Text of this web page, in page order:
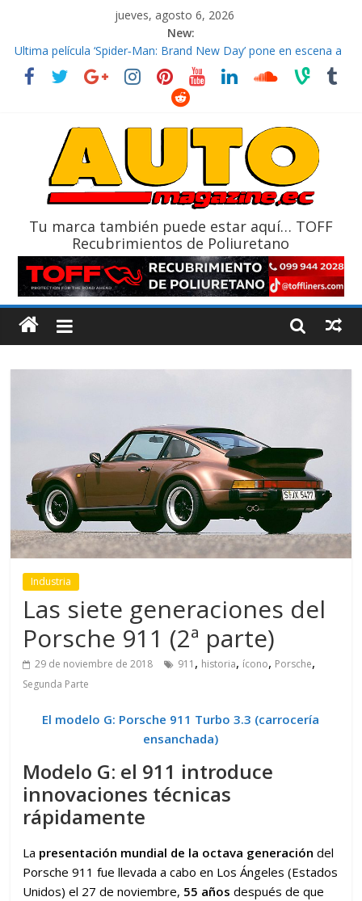
jueves, agosto 6, 2026
New:
El costo de tener un vehículo gana protagonismo a la hora de
decidir
Ultima película ‘Spider‑Man: Brand New Day’ pone en escena a
La Vuelta al Ecuador 2026, edición 47ª, recorre 7 provincias en 8
La FEDAK recibe 12 Sinotruk Bolden para cubrir las rutas de La
Tu marca también puede estar aquí… TOFF
Recubrimientos de Poliuretano
Industria
Las siete generaciones del
Porsche 911 (2ª parte)
29 de noviembre de 2018 911 , historia, ícono, Porsche,
Segunda Parte
El modelo G: Porsche 911 Turbo 3.3 (carrocería
ensanchada)
Modelo G: el 911 introduce
innovaciones técnicas
rápidamente
La presentación mundial de la octava generación del
Porsche 911 fue llevada a cabo en Los Ángeles (Estados
Unidos) el 27 de noviembre, 55 añosdespués de que